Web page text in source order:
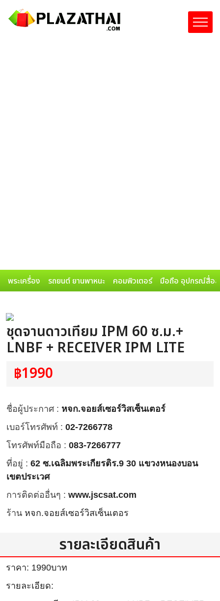
พระเครื่อง รถยนต์ ยานพาหนะ คอมพิวเตอร์ มือถือ อุปกรณ์สื่อส
ชุดจานดาวเทียม IPM 60 ซ.ม.+
LNBF + RECEIVER IPM LITE
฿1990
ชื่อผู้ประกาศ : หจก.จอยส์เซอร์วิสเซ็นเตอร์
เบอร์โทรศัพท์ : 02-7266778
โทรศัพท์มือถือ : 083-7266777
ที่อยู่ : 62 ซ.เฉลิมพระเกียรติร.9 30 แขวงหนองบอน
เขตประเวศ
การติดต่ออื่นๆ : www.jscsat.com
ร้าน หจก.จอยส์เซอร์วิสเซ็นเตอร
รายละเอียดสินค้า
ราคา: 1990บาท
รายละเอียด: